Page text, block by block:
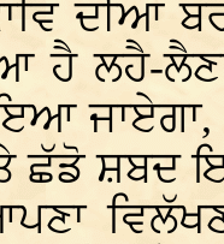
ਦੀਆਂ
ਲਹੈ-ਲੈਣਾ,
ਛੱਡੋ ਸ਼ਬਦ